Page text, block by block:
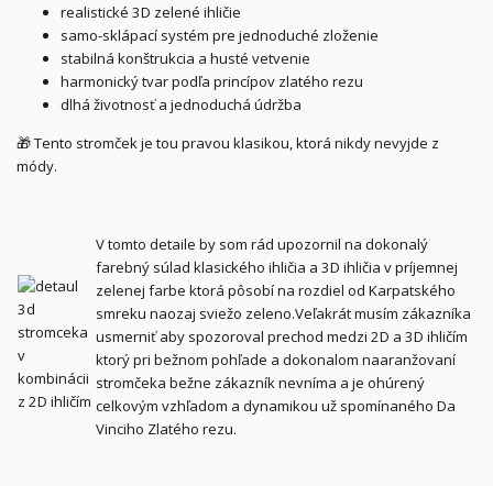
realistické 3D zelené ihličie
samo-sklápací systém pre jednoduché zloženie
stabilná konštrukcia a husté vetvenie
harmonický tvar podľa princípov zlatého rezu
dlhá životnosť a jednoduchá údržba
🎁 Tento stromček je tou pravou klasikou, ktorá nikdy nevyjde z
módy.
V tomto detaile by som rád upozornil na dokonalý
farebný súlad klasického ihličia a 3D ihličia v príjemnej
zelenej farbe ktorá pôsobí na rozdiel od Karpatského
smreku naozaj sviežo zeleno.Veľakrát musím zákazníka
usmerniť aby spozoroval prechod medzi 2D a 3D ihličím
ktorý pri bežnom pohľade a dokonalom naaranžovaní
stromčeka bežne zákazník nevníma a je ohúrený
celkovým vzhľadom a dynamikou už spomínaného Da
Vinciho Zlatého rezu.